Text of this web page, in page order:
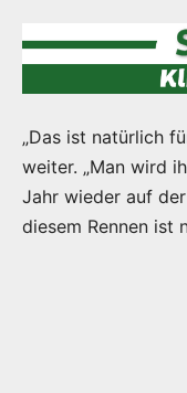
„Das ist natürlich
weiter. „Man wird
Jahr wieder auf
diesem Rennen ist